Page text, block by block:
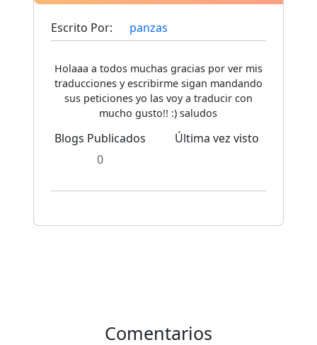
Escrito Por: panzas
Holaaa a todos muchas gracias por ver mis
traducciones y escribirme sigan mandando
sus peticiones yo las voy a traducir con
mucho gusto!! :) saludos
Blogs Publicados
0
Última vez visto
Comentarios